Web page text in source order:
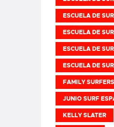
ESCUELA DE
ESCUELA DE
ESCUELA DE
ESCUELA DE
FAMILY SURFERS
JUNIO SURF
KELLY SLATER